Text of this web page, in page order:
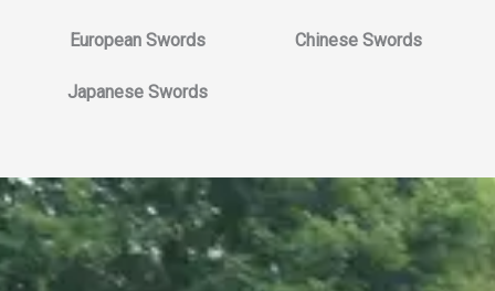
European Swords Chinese Swords​
Japanese Swords​